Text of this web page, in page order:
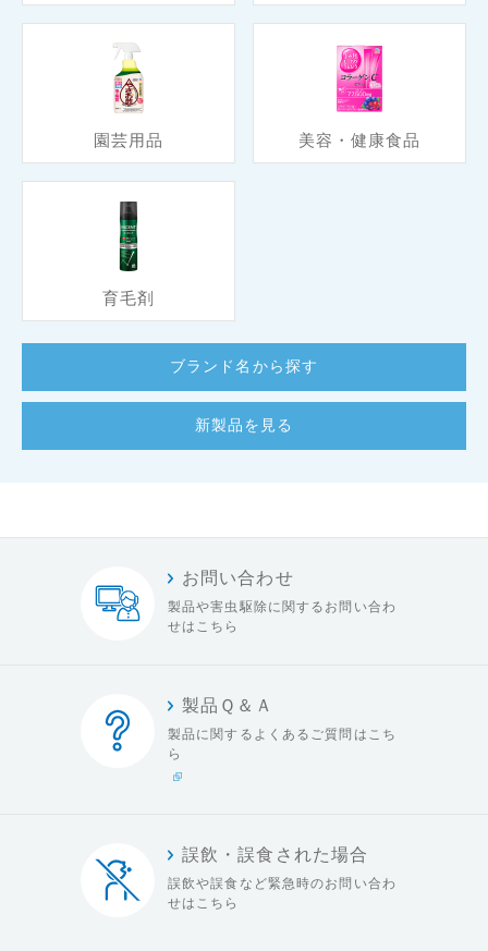
園芸用品 美容・健康食品
育毛剤
ブランド名から探す
新製品を見る
お問い合わせ
製品や害虫駆除に関する お問い合わ
せはこちら
製品Ｑ＆Ａ
製品に関するよくある ご質問はこち
ら
誤飲・誤食された場合
誤飲や誤食など緊急時のお問い合わ
せはこちら